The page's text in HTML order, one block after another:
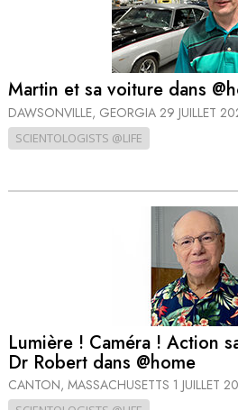
Martin et sa voiture dans
DAWSONVILLE, GEORGIA 29 JUILLET
SCIENTOLOGISTS @LIFE
Lumière ! Caméra ! Action
Dr Robert dans @home
CANTON, MASSACHUSETTS 1 JUILLET